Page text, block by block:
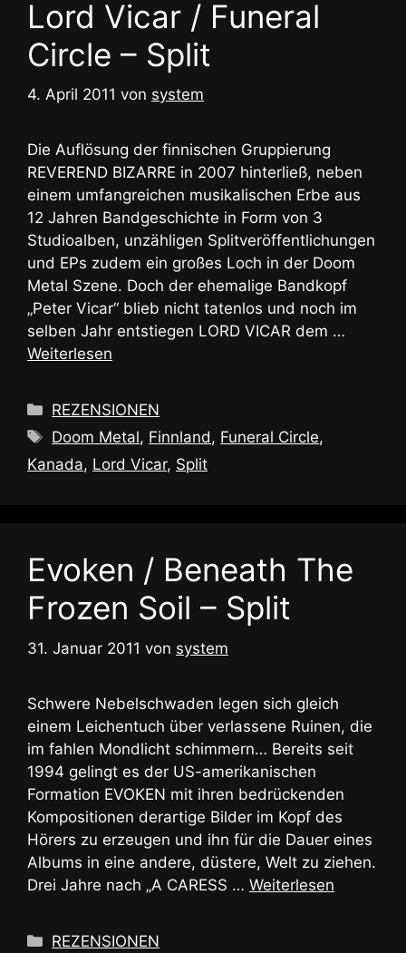
Lord Vicar / Funeral
Circle – Split
4. April 2011 von system
Die Auflösung der finnischen Gruppierung
REVEREND BIZARRE in 2007 hinterließ, neben
einem umfangreichen musikalischen Erbe aus
12 Jahren Bandgeschichte in Form von 3
Studioalben, unzähligen Splitveröffentlichungen
und EPs zudem ein großes Loch in der Doom
Metal Szene. Doch der ehemalige Bandkopf
„Peter Vicar“ blieb nicht tatenlos und noch im
selben Jahr entstiegen LORD VICAR dem …
Weiterlesen
Kategorien
REZENSIONEN
Schlagwörter
Doom Metal, Finnland, Funeral Circle,
Kanada, Lord Vicar, Split
Evoken / Beneath The
Frozen Soil – Split
31. Januar 2011 von system
Schwere Nebelschwaden legen sich gleich
einem Leichentuch über verlassene Ruinen, die
im fahlen Mondlicht schimmern… Bereits seit
1994 gelingt es der US-amerikanischen
Formation EVOKEN mit ihren bedrückenden
Kompositionen derartige Bilder im Kopf des
Hörers zu erzeugen und ihn für die Dauer eines
Albums in eine andere, düstere, Welt zu ziehen.
Drei Jahre nach „A CARESS … Weiterlesen
Kategorien
REZENSIONEN